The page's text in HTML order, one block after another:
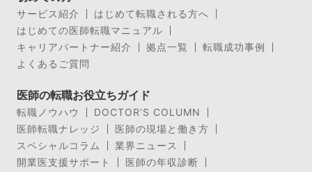
サービス紹介
はじめて転職される方へ
はじめての医師転職マニュアル
キャリアパートナー紹介
拠点一覧
転職成功事例
よくあるご質問
医師の転職お役立ちガイド
転職ノウハウ
DOCTOR’S COLUMN
医師転職ナレッジ
医師の現場と働き方
スペシャルコラム
業界ニュース
開業医支援サポート
医師の年収診断